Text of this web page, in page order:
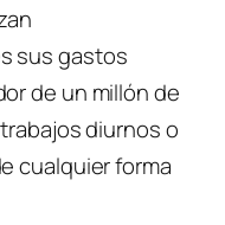
sus gastos
de un millón de
diurnos o
cualquier forma